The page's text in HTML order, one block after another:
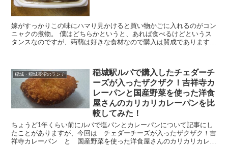
嫁がすっかりこの味にハマり見かけると買い物かごに入れるのがコン
ニャクの煮物。 僕はどちらかというと、あれば食べるけどというス
タンスなのですが、蒟蒻は好きな食材なので購入は賛成であります。
稲城・稲城長沼のランチ
稲城駅ルパで購入したチェダーチ
ーズが入ったザクザク！吉祥寺カ
レーパンと国産野菜を使った洋食
屋さんのカリカリカレーパンを比
較してみた！
ちょうど1年くらい前にルパで塩パンとカレーパンについて記事にし
たことがありますが、今回は チェダーチーズが入ったザクザク！吉
祥寺カレーパン と 国産野菜を使った洋食屋さんのカリカリカレー